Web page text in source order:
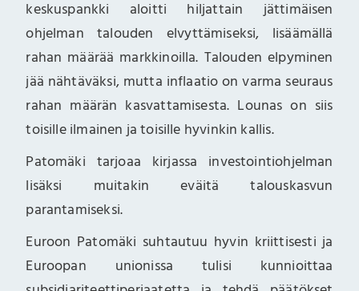
keskuspankki aloitti hiljattain jättimäisen
ohjelman talouden elvyttämiseksi, lisäämällä
rahan määrää markkinoilla. Talouden elpyminen
jää nähtäväksi, mutta inflaatio on varma seuraus
rahan määrän kasvattamisesta. Lounas on siis
toisille ilmainen ja toisille hyvinkin kallis.
Patomäki tarjoaa kirjassa investointiohjelman
lisäksi muitakin eväitä talouskasvun
parantamiseksi.
Euroon Patomäki suhtautuu hyvin kriittisesti ja
Euroopan unionissa tulisi kunnioittaa